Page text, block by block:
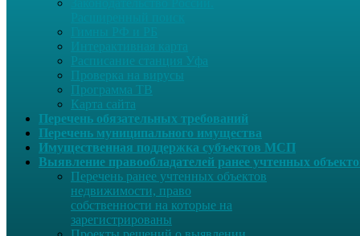
Расписание станция Уфа
Проверка на вирусы
Программа ТВ
Карта сайта
Перечень обязательных требований
Перечень муниципального имущества
Имущественная поддержка субъектов МСП
Выявление правообладателей ранее учтенных
Перечень ранее учтенных объектов
недвижимости, право
собственности на которые на
зарегистрированы